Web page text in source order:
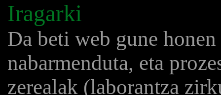
Iragarki
Da beti web gune
nabarmenduta, eta
zerealak (laborantza